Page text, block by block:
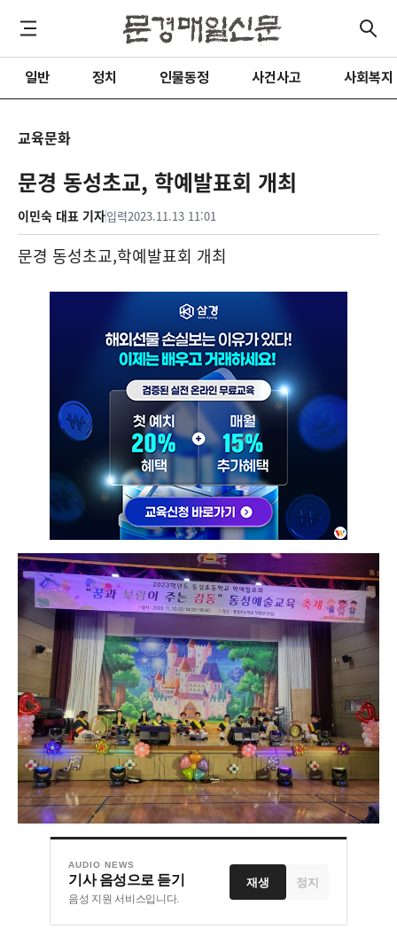
일반 정치 인물동정 사건사고 사회복지
교육문화
문경 동성초교, 학예발표회 개최
이민숙 대표 기자입력2023.11.13 11:01
문경 동성초교,학예발표회 개최
AUDIO NEWS
기사 음성으로 듣기
음성 지원 서비스입니다.
재생 정지